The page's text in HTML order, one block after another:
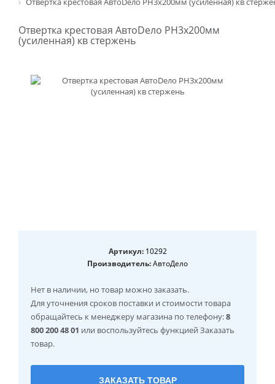
Отвертка крестовая АвтоDело PH3x200мм
(усиленная) кв стержень
Артикул:10292
Производитель:АвтоДело
Нет в наличии, но товар можно заказать.
Для уточнения сроков поставки и стоимости товара
обращайтесь к менеджеру магазина по телефону:8
800 200 48 01 или воспользуйтесь функцией Заказать
товар.
ЗАКАЗАТЬ ТОВАР